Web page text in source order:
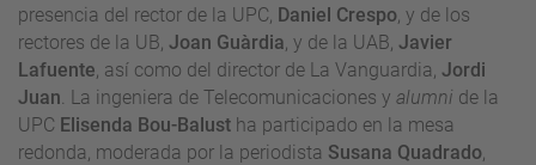
presencia del rector de la UPC, Daniel Crespo , y de los
rectores de la UB, Joan Guàrdia , y de la UAB, Javier
Lafuente , así como del director de La Vanguardia, Jordi
Juan . La ingeniera de Telecomunicaciones y alumni de la
UPC Elisenda Bou-Balust ha participado en la mesa
redonda, moderada por la periodista Susana Quadrado